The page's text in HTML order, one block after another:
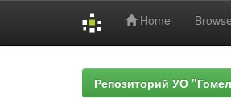
Home Browse
Репозиторий УО